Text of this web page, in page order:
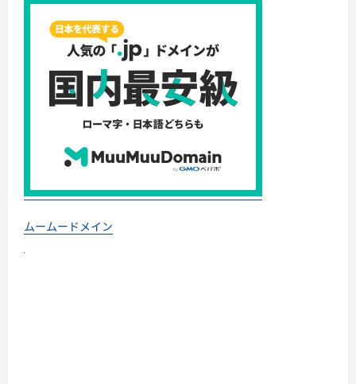
ムームードメイン